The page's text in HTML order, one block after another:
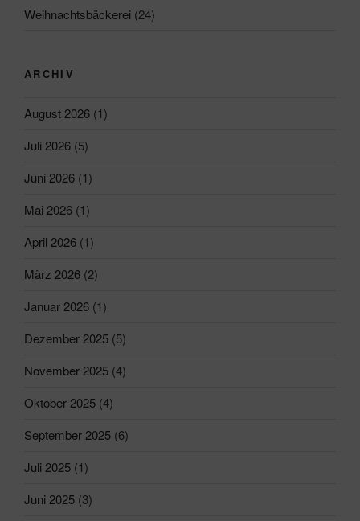
Weihnachtsbäckerei (24)
ARCHIV
August 2026 (1)
Juli 2026 (5)
Juni 2026 (1)
Mai 2026 (1)
April 2026 (1)
März 2026 (2)
Januar 2026 (1)
Dezember 2025 (5)
November 2025 (4)
Oktober 2025 (4)
September 2025 (6)
Juli 2025 (1)
Juni 2025 (3)